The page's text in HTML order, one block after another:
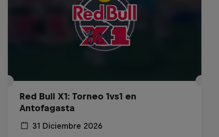
Red Bull X1: Torneo 1vs1 en
Antofagasta
31 Diciembre 2026